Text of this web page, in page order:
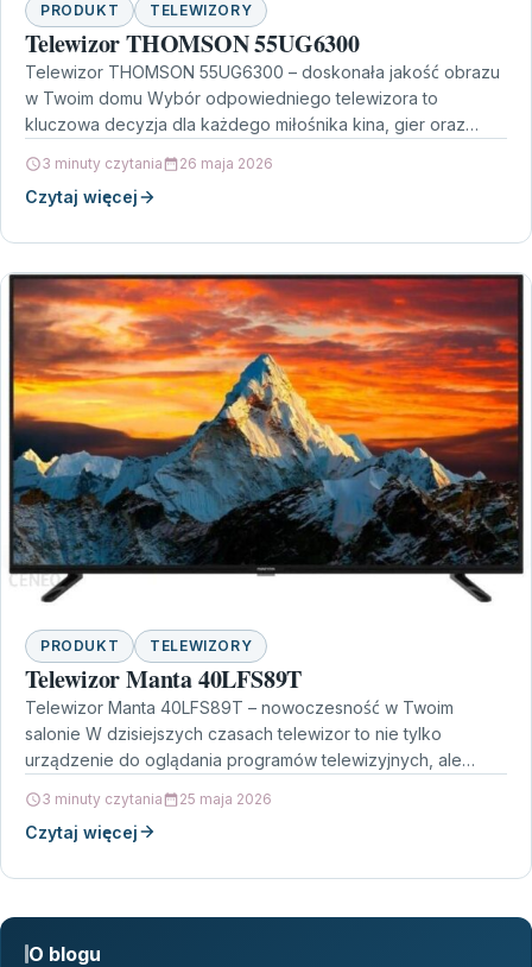
PRODUKT TELEWIZORY
Telewizor THOMSON 55UG6300
Telewizor THOMSON 55UG6300 – doskonała jakość obrazu
w Twoim domu Wybór odpowiedniego telewizora to
kluczowa decyzja dla każdego miłośnika kina, gier oraz
3 minuty czytania 26 maja 2026
Czytaj więcej
PRODUKT TELEWIZORY
Telewizor Manta 40LFS89T
Telewizor Manta 40LFS89T – nowoczesność w Twoim
salonie W dzisiejszych czasach telewizor to nie tylko
urządzenie do oglądania programów telewizyjnych, ale
3 minuty czytania 25 maja 2026
Czytaj więcej
O blogu